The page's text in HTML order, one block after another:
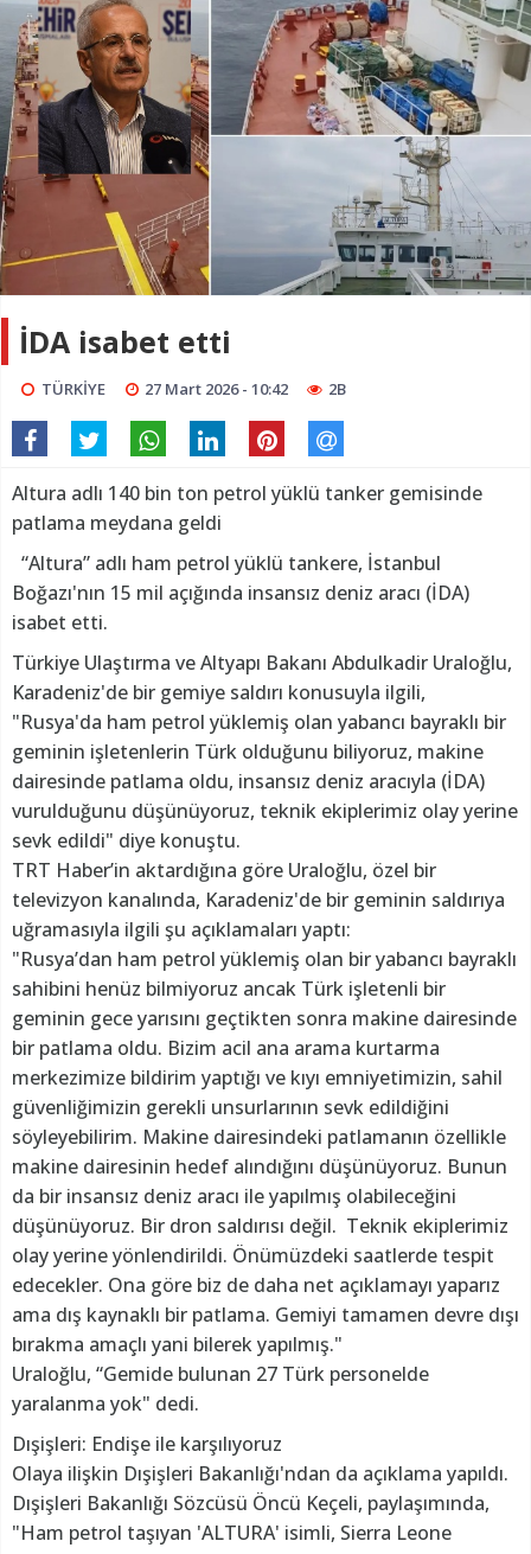
İDA isabet etti
TÜRKİYE 27 Mart 2026 - 10:42 2B
Altura adlı 140 bin ton petrol yüklü tanker gemisinde
patlama meydana geldi
“Altura” adlı ham petrol yüklü tankere, İstanbul
Boğazı'nın 15 mil açığında insansız deniz aracı (İDA)
isabet etti.
Türkiye Ulaştırma ve Altyapı Bakanı Abdulkadir Uraloğlu,
Karadeniz'de bir gemiye saldırı konusuyla ilgili,
"Rusya'da ham petrol yüklemiş olan yabancı bayraklı bir
geminin işletenlerin Türk olduğunu biliyoruz, makine
dairesinde patlama oldu, insansız deniz aracıyla (İDA)
vurulduğunu düşünüyoruz, teknik ekiplerimiz olay yerine
sevk edildi" diye konuştu.
TRT Haber’in aktardığına göre Uraloğlu, özel bir
televizyon kanalında, Karadeniz'de bir geminin saldırıya
uğramasıyla ilgili şu açıklamaları yaptı:
"Rusya’dan ham petrol yüklemiş olan bir yabancı bayraklı
sahibini henüz bilmiyoruz ancak Türk işletenli bir
geminin gece yarısını geçtikten sonra makine dairesinde
bir patlama oldu. Bizim acil ana arama kurtarma
merkezimize bildirim yaptığı ve kıyı emniyetimizin, sahil
güvenliğimizin gerekli unsurlarının sevk edildiğini
söyleyebilirim. Makine dairesindeki patlamanın özellikle
makine dairesinin hedef alındığını düşünüyoruz. Bunun
da bir insansız deniz aracı ile yapılmış olabileceğini
düşünüyoruz. Bir dron saldırısı değil. Teknik ekiplerimiz
olay yerine yönlendirildi. Önümüzdeki saatlerde tespit
edecekler. Ona göre biz de daha net açıklamayı yaparız
ama dış kaynaklı bir patlama. Gemiyi tamamen devre dışı
bırakma amaçlı yani bilerek yapılmış."
Uraloğlu, “Gemide bulunan 27 Türk personelde
yaralanma yok" dedi.
Dışişleri: Endişe ile karşılıyoruz
Olaya ilişkin Dışişleri Bakanlığı'ndan da açıklama yapıldı.
Dışişleri Bakanlığı Sözcüsü Öncü Keçeli, paylaşımında,
"Ham petrol taşıyan 'ALTURA' isimli, Sierra Leone